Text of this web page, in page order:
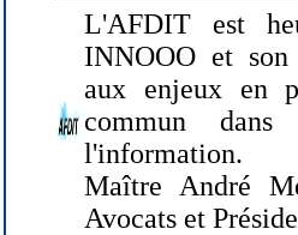
L'AFDIT est
INNOOO et
aux enjeux en
commun
l'information.
Maître André
Avocats et